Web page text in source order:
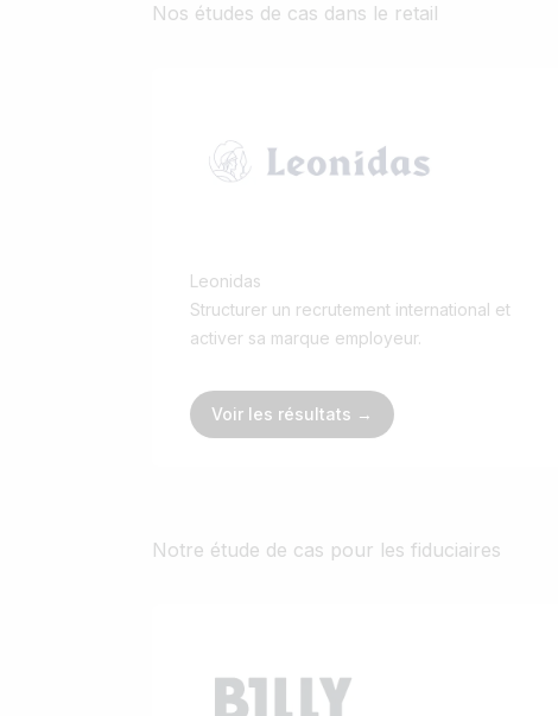
Nos études de cas dans le retail
Leonidas
Structurer un recrutement international et
activer sa marque employeur.
Voir les résultats →
Notre étude de cas pour les fiduciaires